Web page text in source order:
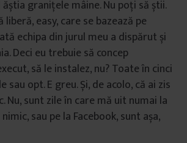
granițele mâine. Nu poți să știi.
easy, care se bazează pe
echipa din jurul meu a dispărut și
Deci eu trebuie să concep
să le instalez, nu? Toate în cinci
sau opt. E greu. Și, de acolo, că ai zis
Nu, sunt zile în care mă uit numai la
sau pe la Facebook, sunt așa,